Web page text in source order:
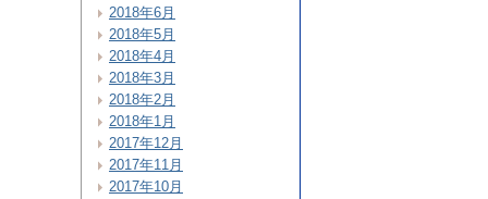
2018年6月
2018年5月
2018年4月
2018年3月
2018年2月
2018年1月
2017年12月
2017年11月
2017年10月